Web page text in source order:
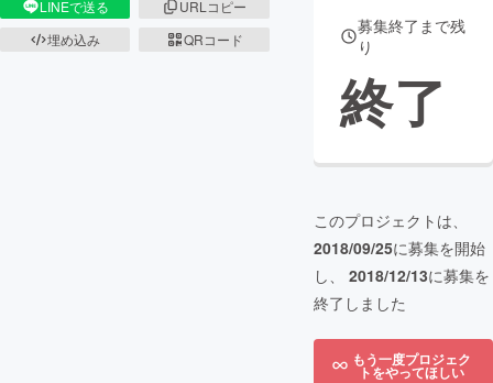
CAMPFIREふるさと納税
LINEで送る
URLコピー
埋め込み
QRコード
募集終了まで残
り
終了
このプロジェクトは、
2018/09/25に募集を開始
し、 2018/12/13に募集を
終了しました
もう一度プロジェク
トをやってほしい